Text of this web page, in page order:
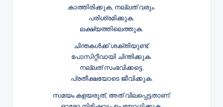
കാത്തിരിക്കുക, നല്ലത് വരും.
പരിശ്രമിക്കുക.
ലക്ഷ്യത്തിലെത്തുക.
ചിന്തകൾക്ക് ശക്തിയുണ്ട്.
പോസിറ്റീവായി ചിന്തിക്കുക.
നല്ലത് സംഭവിക്കട്ടെ.
പ്രതീക്ഷയോടെ ജീവിക്കുക.
സമയം കളയരുത്, അത് വിലപ്പെട്ടതാണ്.